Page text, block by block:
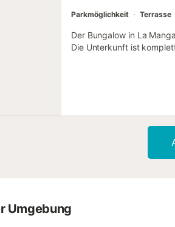
Parkmöglichkeit Terrasse
Der Bungalow in La
Die Unterkunft ist
vom Flughafen
Meeresnähe. Die
Waschmaschine,
Umgebung